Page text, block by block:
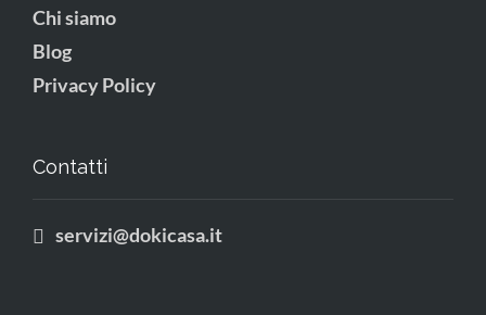
Chi siamo
Blog
Privacy Policy
Contatti
servizi@dokicasa.it